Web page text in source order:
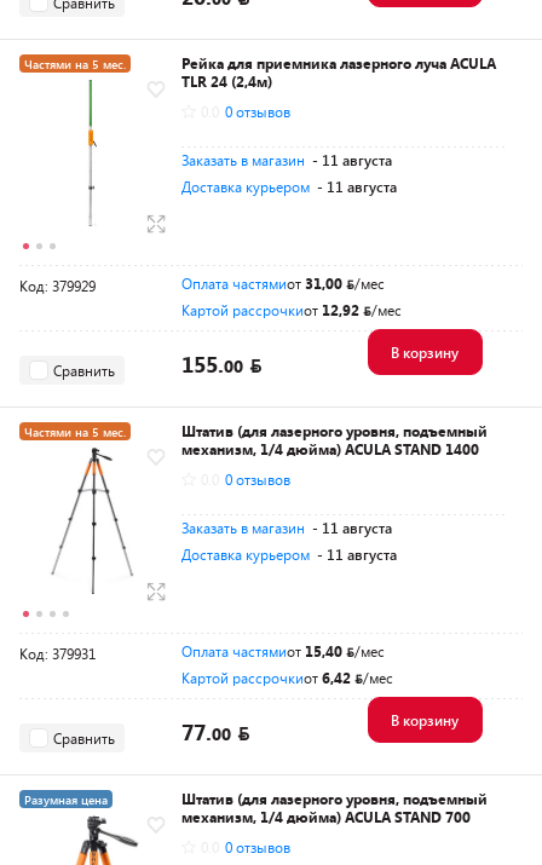
Частями на 5 мес.
Рейка для приемника лазерного луча ACULA
TLR 24 (2,4м)
0 отзывов
Заказать в магазин - 11 августа
Доставка курьером - 11 августа
Код: 379929 Оплата частямиот31,00
/мес
Картой рассрочкиот 12,92 /мес
Сравнить 155.00
В корзину
Частями на 5 мес.
Разумная цена
Штатив (для лазерного уровня, подъемный
механизм, 1/4 дюйма) ACULA STAND 1400
0 отзывов
Заказать в магазин - 11 августа
Доставка курьером - 11 августа
Код: 379931 Оплата частямиот 15,40
/мес
Картой рассрочкиот6,42 /мес
Сравнить 77.00
В корзину
Разумная цена
Штатив (для лазерного уровня, подъемный
механизм, 1/4 дюйма) ACULA STAND 700
0 отзывов